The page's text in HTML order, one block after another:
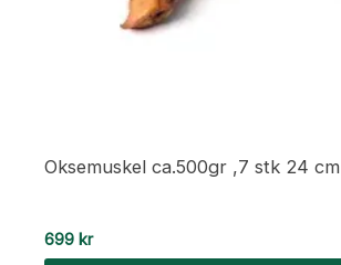
Oksemuskel ca.500gr ,7 stk 24 cm
699 kr